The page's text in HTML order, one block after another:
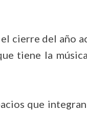
cierre del año
tiene la
que